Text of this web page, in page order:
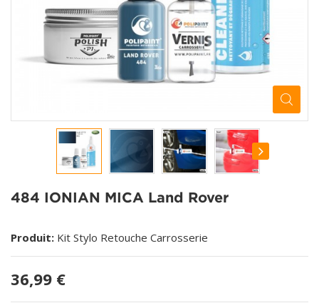
484 IONIAN MICA Land Rover
Produit: Kit Stylo Retouche Carrosserie
36,99 €